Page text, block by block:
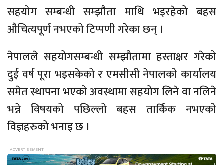
सहयोग सम्बन्धी सम्झौता माथि भइरहेको बहस
औचित्यपूर्ण नभएको टिप्पणी गरेका छन् ।
नेपालले सहयोगसम्बन्धी सम्झौतामा हस्ताक्षर गरेको
दुई वर्ष पूरा भइसकेको र एमसीसी नेपालको कार्यालय
समेत स्थापना भएको अवस्थामा सहयोग लिने वा नलिने
भन्ने विषयको पछिल्लो बहस तार्किक नभएको
विज्ञहरुको भनाइ छ ।